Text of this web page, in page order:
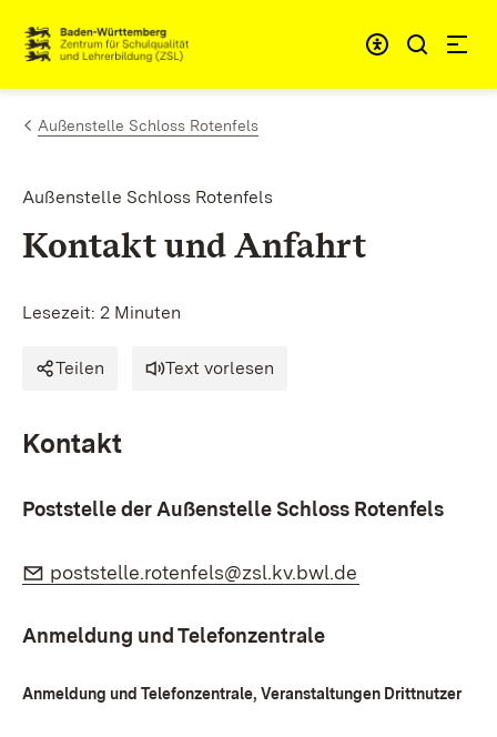
Zum Inhalt springen
Link zur Startseite
Außenstelle Schloss Rotenfels
Außenstelle Schloss Rotenfels
Kontakt und Anfahrt
Lesezeit: 2 Minuten
Teilen Text vorlesen
Kontakt
Poststelle der Außenstelle Schloss Rotenfels
E-Mail:
poststelle.rotenfels@zsl.kv.bwl.de
Anmeldung und Telefonzentrale
Anmeldung und Telefonzentrale, Veranstaltungen Drittnutzer